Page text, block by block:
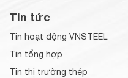
Tin tức
Tin hoạt động VNSTEEL
Tin tổng hợp
Tin thị trường thép